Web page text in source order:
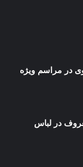
در مراسم ویژه
در لباس